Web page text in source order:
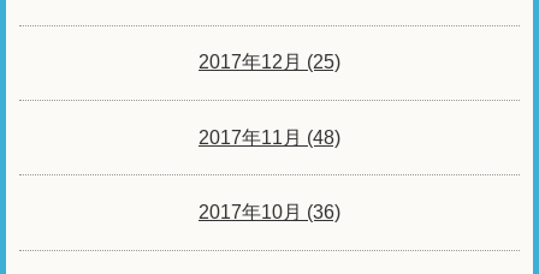
2017年12月 (25)
2017年11月 (48)
2017年10月 (36)